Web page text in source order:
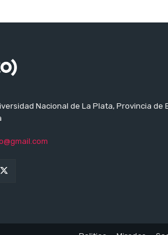
Nacional de La Plata, Provincia de